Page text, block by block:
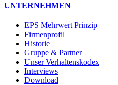
UNTERNEHMEN
EPS Mehrwert Prinzip
Firmenprofil
Historie
Gruppe & Partner
Unser Verhaltenskodex
Interviews
Download